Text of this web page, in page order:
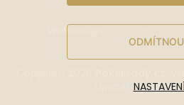
NASTAVENÍ
Webdesign:
Upravit nastavení